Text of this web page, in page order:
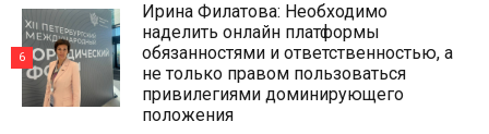
Ирина Филатова: Необходимо
наделить онлайн платформы
обязанностями и ответственностью, а
не только правом пользоваться
привилегиями доминирующего
положения
6